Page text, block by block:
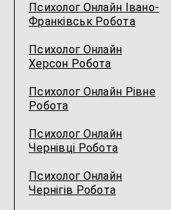
Психолог Онлайн Івано-
Франківськ Робота
Психолог Онлайн
Херсон Робота
Психолог Онлайн Рівне
Робота
Психолог Онлайн
Чернівці Робота
Психолог Онлайн
Чернігів Робота